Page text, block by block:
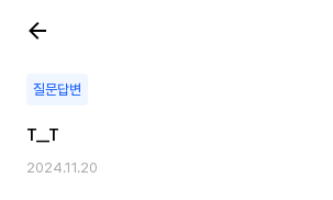
질문답변
T__T
2024.11.20